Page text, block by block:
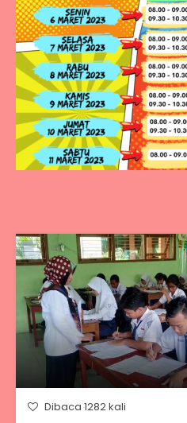
Dibaca 1282 kali